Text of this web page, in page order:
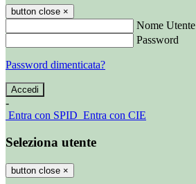
button close ×
Nome Utente
Password
Password dimenticata?
-
Entra con SPID Entra con CIE
Seleziona utente
button close ×